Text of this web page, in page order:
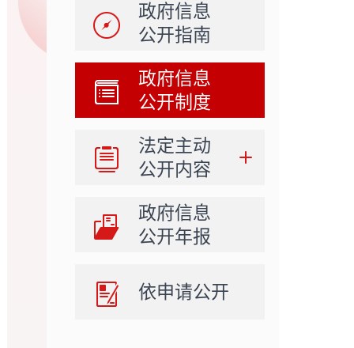
政府信息
公开指南
政府信息
公开制度
法定主动
公开内容
政府信息
公开年报
依申请公开